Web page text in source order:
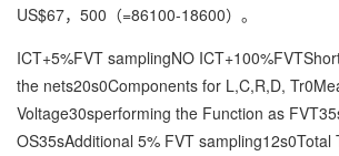
US$67，500（=86100-18600）。
ICT+5%FVT samplingNO
the nets20s0Components for L,C,R,D,
Voltage30sperforming the Function as
OS35sAdditional 5% FVT sampling12s0Total